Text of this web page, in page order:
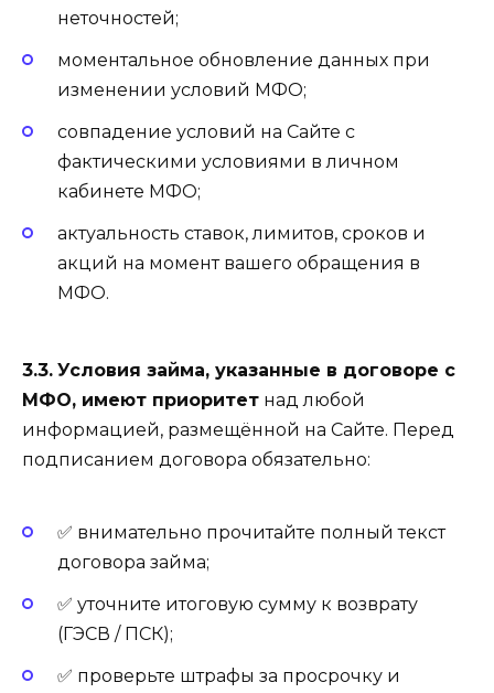
неточностей;
моментальное обновление данных при
изменении условий МФО;
совпадение условий на Сайте с
фактическими условиями в личном
кабинете МФО;
актуальность ставок, лимитов, сроков и
акций на момент вашего обращения в
МФО.
3.3. Условия займа, указанные в договоре с
МФО, имеют приоритет над любой
информацией, размещённой на Сайте. Перед
подписанием договора обязательно:
✅ внимательно прочитайте полный текст
договора займа;
✅ уточните итоговую сумму к возврату
(ГЭСВ / ПСК);
✅ проверьте штрафы за просрочку и